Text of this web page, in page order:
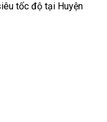
tốc độ tại Huyện